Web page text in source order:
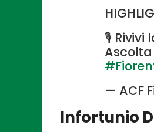
🎙
Ascolta
— ACF
Infortunio